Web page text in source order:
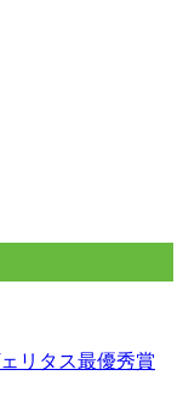
リタス最優秀賞